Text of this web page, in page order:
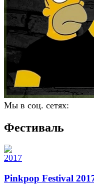
Мы в соц. сетях:
Фестиваль
Pinkpop Festival